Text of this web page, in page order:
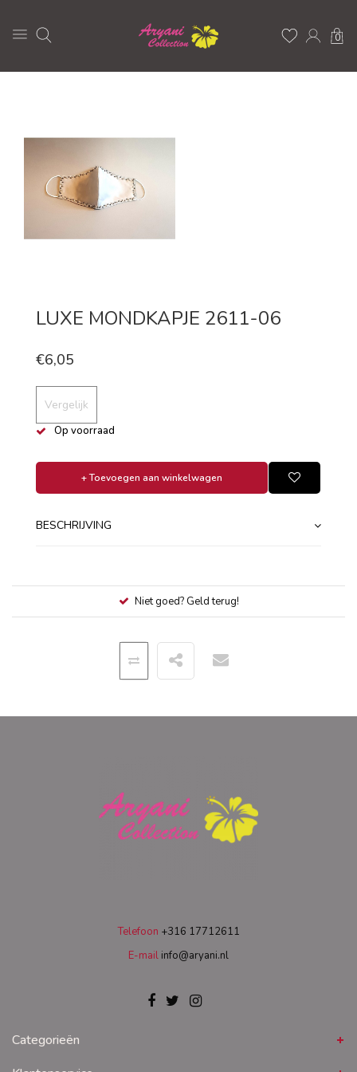
0
LUXE MONDKAPJE 2611-06
€6,05
Vergelijk
Op voorraad
+ Toevoegen aan winkelwagen
BESCHRIJVING
Niet goed? Geld terug!
Telefoon +316 17712611
E-mail info@aryani.nl
Categorieën